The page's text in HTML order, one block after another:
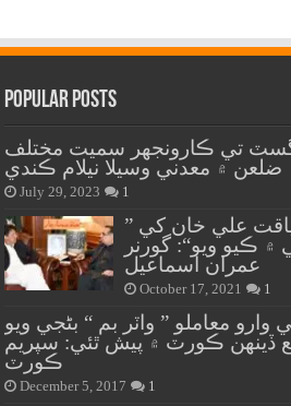
Popular Posts
حڪومت 4 آگسٽ تي ڪارونجهر سميت مختلف
ضلعن ۾ معدني وسيلا نيلام ڪندي
July 29, 2023 1
” فرزند ڪراچي لياقت علي خان کي
ڪيو ويو“: گورنر
عمران اسماعيل
October 17, 2021 1
وارو معاملو ” واٽر بم “ بڻجي ويو
ڏينهن ڪورٽ ۾ پيش ٿئي: سپريم
ڪورٽ
December 5, 2017 1